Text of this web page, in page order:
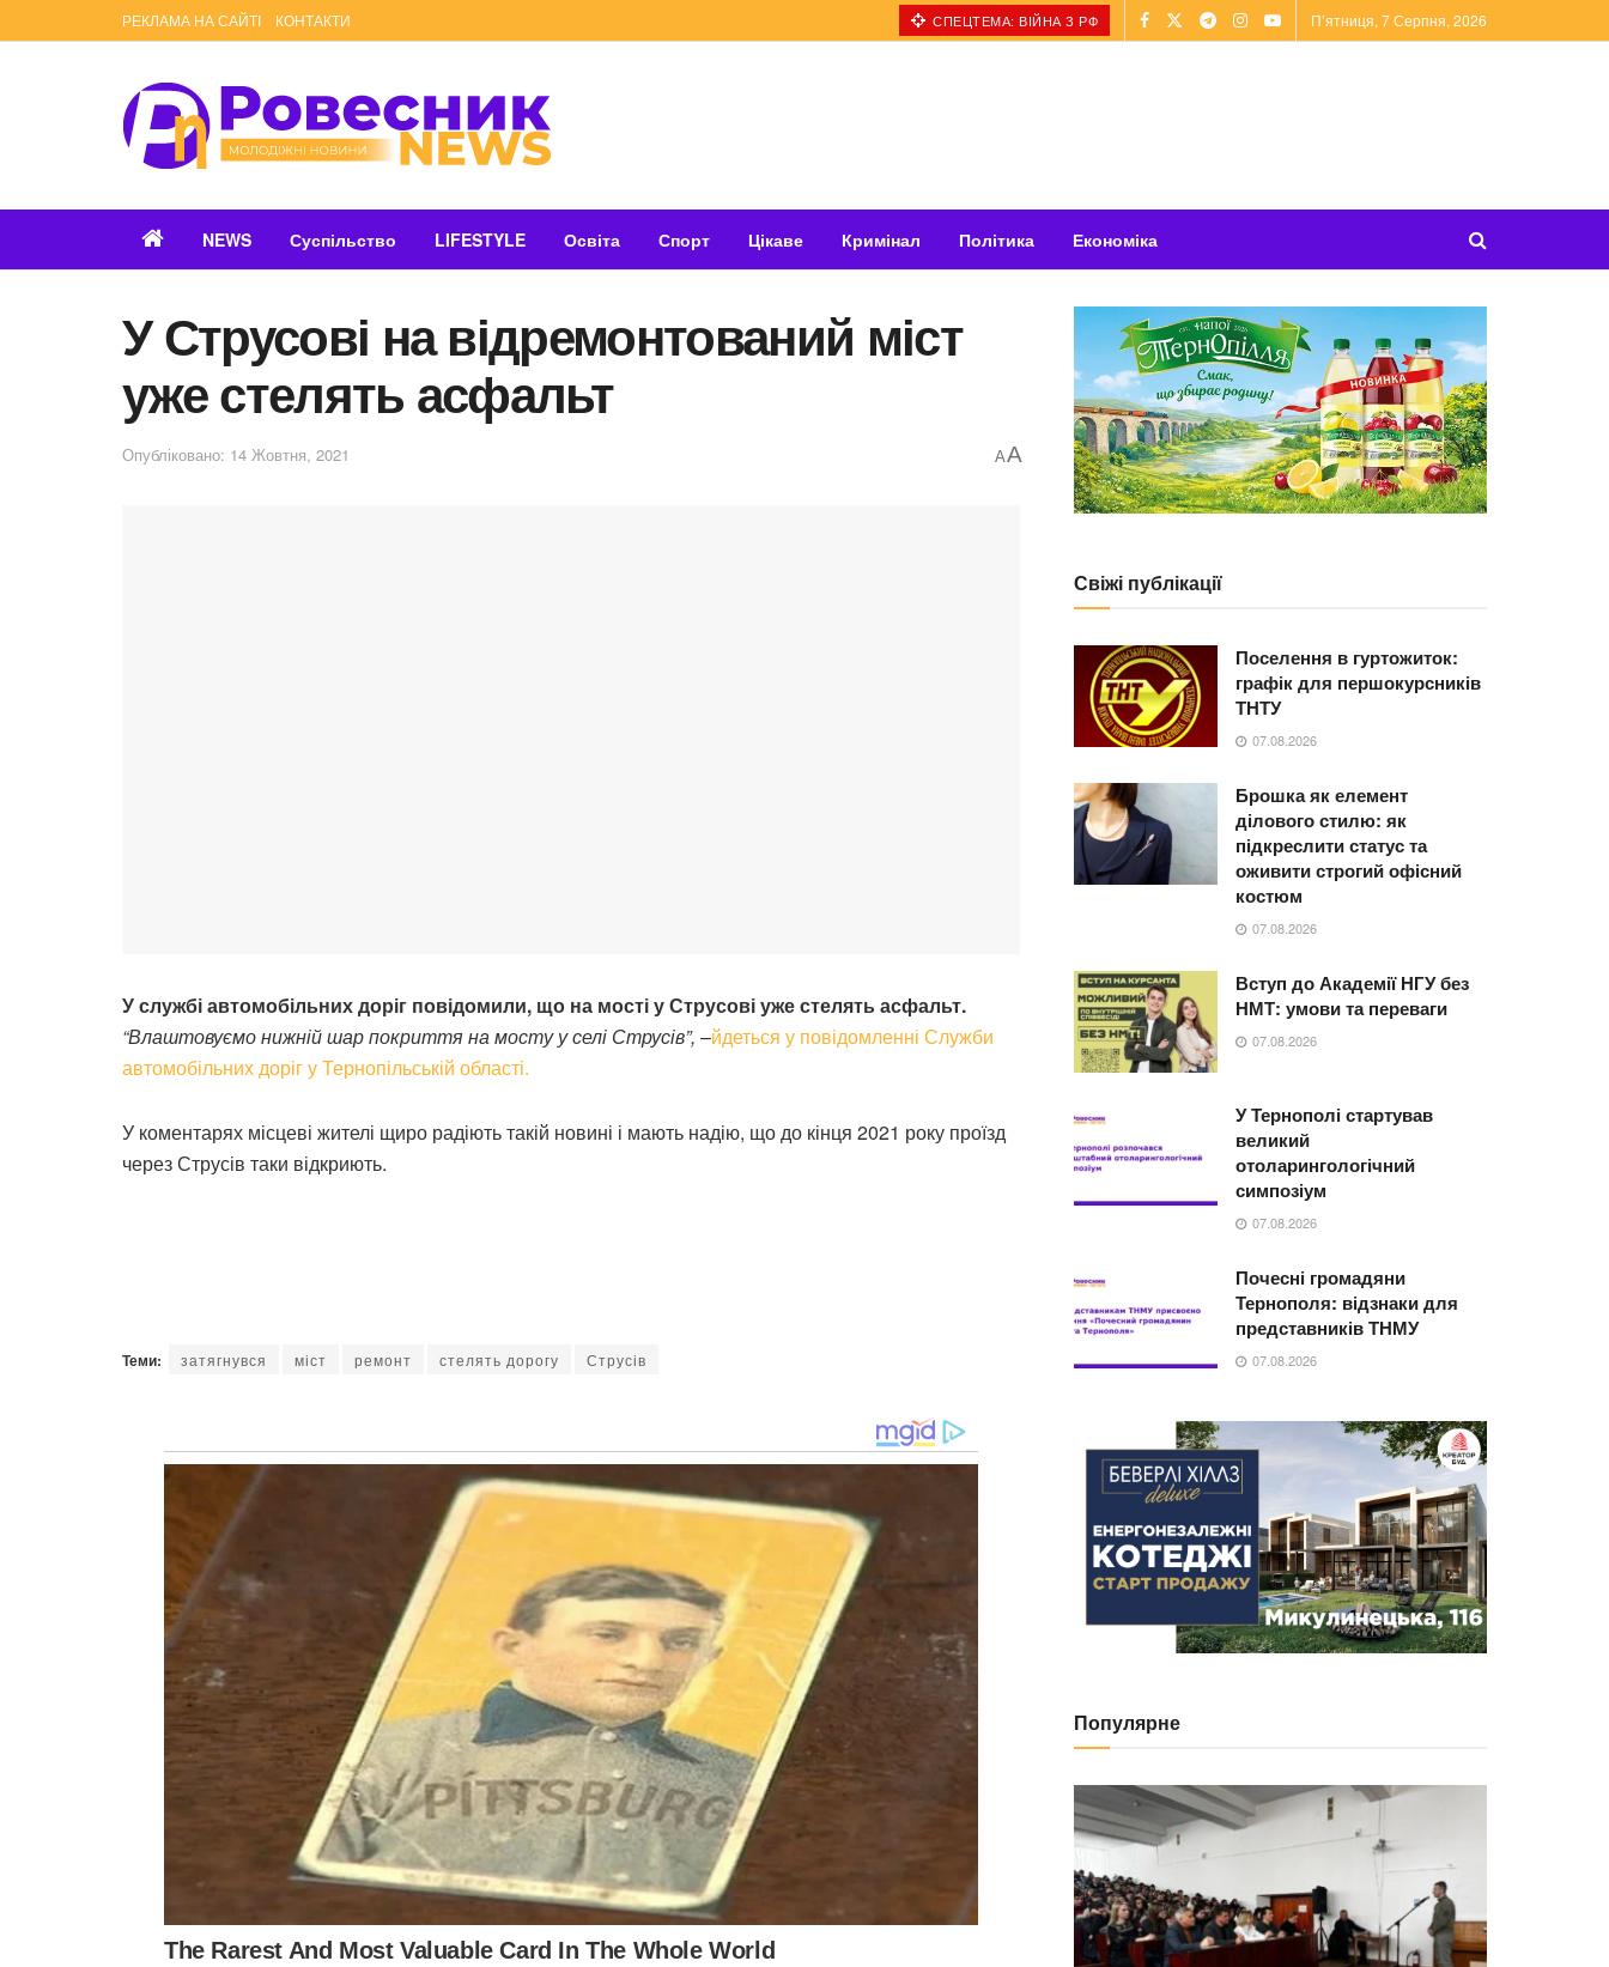
РЕКЛАМА НА САЙТІ КОНТАКТИ СПЕЦТЕМА: ВІЙНА З РФ П’ятниця, 7 Серпня, 2026
NEWS Суспільство LIFESTYLE Освіта Спорт Цікаве Кримінал Політика Економіка
У Струсові на відремонтований міст
уже стелять асфальт
Опубліковано: 14 Жовтня, 2021 AA
У службі автомобільних доріг повідомили, що на мості у Струсові уже стелять асфальт.
“Влаштовуємо нижній шар покриття на мосту у селі Струсів”, –йдеться у повідомленні Служби
автомобільних доріг у Тернопільській області.
У коментарях місцеві жителі щиро радіють такій новині і мають надію, що до кінця 2021 року проїзд
через Струсів таки відкриють.
Теми: затягнувся міст ремонт стелять дорогу Струсів
Свіжі публікації
Поселення в гуртожиток:
графік для першокурсників
ТНТУ
07.08.2026
Брошка як елемент
ділового стилю: як
підкреслити статус та
оживити строгий офісний
костюм
07.08.2026
Вступ до Академії НГУ без
НМТ: умови та переваги
07.08.2026
У Тернополі стартував
великий
отоларингологічний
симпозіум
07.08.2026
Почесні громадяни
Тернополя: відзнаки для
представників ТНМУ
07.08.2026
Популярне